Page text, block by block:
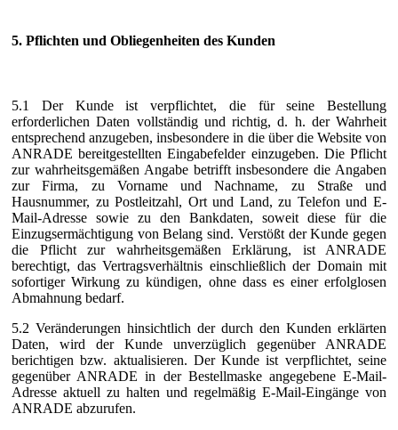
5. Pflichten und Obliegenheiten des Kunden
5.1 Der Kunde ist verpflichtet, die für seine Bestellung
erforderlichen Daten vollständig und richtig, d. h. der Wahrheit
entsprechend anzugeben, insbesondere in die über die Website von
ANRADE bereitgestellten Eingabefelder einzugeben. Die Pflicht
zur wahrheitsgemäßen Angabe betrifft insbesondere die Angaben
zur Firma, zu Vorname und Nachname, zu Straße und
Hausnummer, zu Postleitzahl, Ort und Land, zu Telefon und E-
Mail-Adresse sowie zu den Bankdaten, soweit diese für die
Einzugsermächtigung von Belang sind. Verstößt der Kunde gegen
die Pflicht zur wahrheitsgemäßen Erklärung, ist ANRADE
berechtigt, das Vertragsverhältnis einschließlich der Domain mit
sofortiger Wirkung zu kündigen, ohne dass es einer erfolglosen
Abmahnung bedarf.
5.2 Veränderungen hinsichtlich der durch den Kunden erklärten
Daten, wird der Kunde unverzüglich gegenüber ANRADE
berichtigen bzw. aktualisieren. Der Kunde ist verpflichtet, seine
gegenüber ANRADE in der Bestellmaske angegebene E-Mail-
Adresse aktuell zu halten und regelmäßig E-Mail-Eingänge von
ANRADE abzurufen.